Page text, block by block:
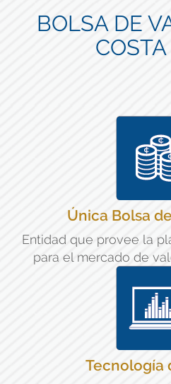
BOLSA DE
Única Bolsa
Entidad que provee la
para el mercado de
Tecnología